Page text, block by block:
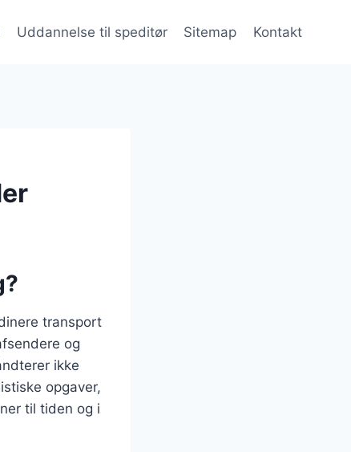
Uddannelse til speditør Sitemap Kontakt
transport
og
ikke
opgaver,
til tiden og i